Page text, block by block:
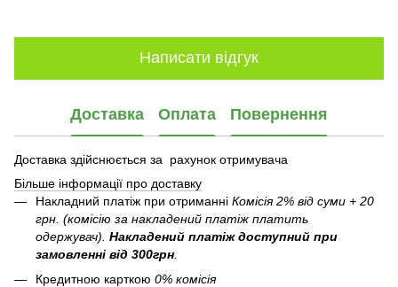
Написати відгук
Доставка Оплата Повернення
Доставка здійснюється за рахунок отримувача
Більше інформації про доставку
Накладний платіж при отриманні Комісія 2% від суми + 20
грн. (комісію за накладений платіж платить
одержувач). Накладений платіж доступний при
замовленні від 300грн
Кредитною карткою 0% комісія